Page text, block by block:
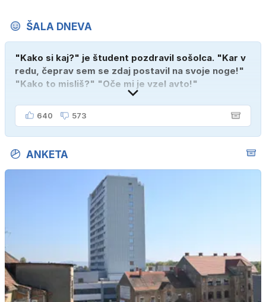
ŠALA DNEVA
"Kako si kaj?" je študent pozdravil sošolca. "Kar v
redu, čeprav sem se zdaj postavil na svoje noge!"
"Kako to misliš?" "Oče mi je vzel avto!"
640 573
ANKETA